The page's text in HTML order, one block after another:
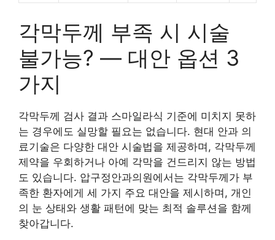
각막두께 부족 시 시술
불가능? — 대안 옵션 3
가지
각막두께 검사 결과 스마일라식 기준에 미치지 못하
는 경우에도 실망할 필요는 없습니다. 현대 안과 의
료기술은 다양한 대안 시술법을 제공하며, 각막두께
제약을 우회하거나 아예 각막을 건드리지 않는 방법
도 있습니다. 압구정안과의원에서는 각막두께가 부
족한 환자에게 세 가지 주요 대안을 제시하며, 개인
의 눈 상태와 생활 패턴에 맞는 최적 솔루션을 함께
찾아갑니다.